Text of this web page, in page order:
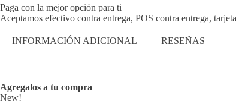
Paga con la mejor opción para ti
Aceptamos efectivo contra entrega, POS contra entrega,
INFORMACIÓN ADICIONAL RESEÑAS
Agregalos a tu compra
New!